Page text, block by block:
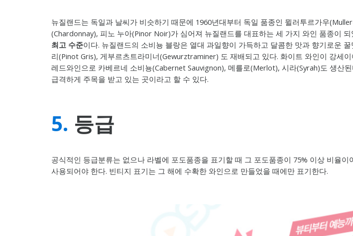
뉴질랜드는 독일과 날씨가 비슷하기 때문에 1960년대부터 독일 품종인 뮐러투르가우
(Chardonnay), 피노 누아(Pinor Noir)가 심어져 뉴질랜드를 대표하는 세 가지 와인 품종이 되
최고 수준이다. 뉴질랜드의 소비뇽 블랑은 열대 과일향이 가득하고 달콤한 맛과 향기로운
리(Pinot Gris), 게부르츠트라미너(Gewurztraminer) 도 재배되고 있다. 화이트 와인이 강세
레드와인으로 카베르네 소비뇽(Cabernet Sauvignon), 메를로(Merlot), 시라(Syrah)도 생산
급격하게 주목을 받고 있는 곳이라고 할 수 있다.
5. 등급
공식적인 등급분류는 없으나 라벨에 포도품종을 표기할 때 그 포도품종이 75% 이상 비율
사용되어야 한다. 빈티지 표기는 그 해에 수확한 와인으로 만들었을 때에만 표기한다.